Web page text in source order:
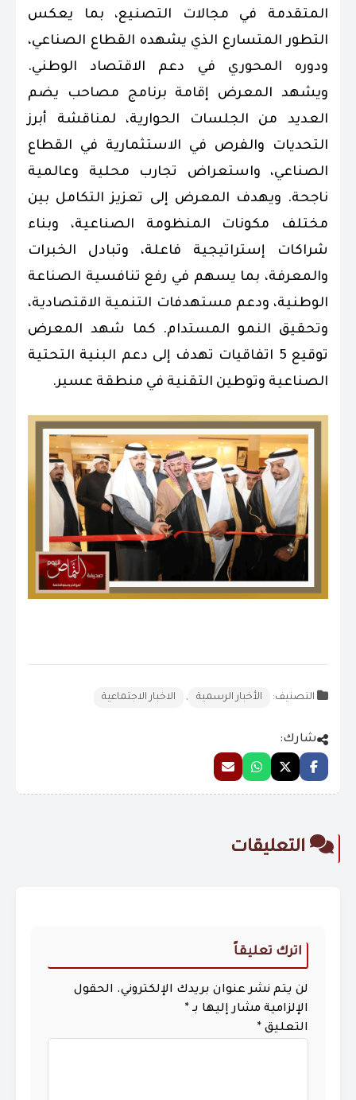
المتقدمة في مجالات التصنيع، بما يعكس
التطور المتسارع الذي يشهده القطاع الصناعي،
ودوره المحوري في دعم الاقتصاد الوطني.
ويشهد المعرض إقامة برنامج مصاحب يضم
العديد من الجلسات الحوارية، لمناقشة أبرز
التحديات والفرص في الاستثمارية في القطاع
الصناعي، واستعراض تجارب محلية وعالمية
ناجحة. ويهدف المعرض إلى تعزيز التكامل بين
مختلف مكونات المنظومة الصناعية، وبناء
شراكات إستراتيجية فاعلة، وتبادل الخبرات
والمعرفة، بما يسهم في رفع تنافسية الصناعة
الوطنية، ودعم مستهدفات التنمية الاقتصادية،
وتحقيق النمو المستدام. كما شهد المعرض
توقيع 5 اتفاقيات تهدف إلى دعم البنية التحتية
الصناعية وتوطين التقنية في منطقة عسير.
التصنيف: الأخبار الرسمية , الاخبار الاجتماعية
شارك:
التعليقات
اترك تعليقاً
لن يتم نشر عنوان بريدك الإلكتروني. الحقول
الإلزامية مشار إليها بـ *
التعليق *